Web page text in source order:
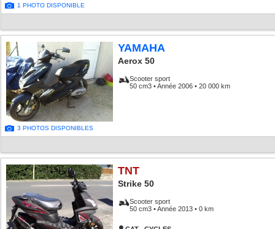
1 PHOTO DISPONIBLE
3 PHOTOS DISPONIBLES
YAMAHA
Aerox 50
Scooter sport
50 cm3 • Année 2006 • 20 000 km
TNT
Strike 50
Scooter sport
50 cm3 • Année 2013 • 0 km